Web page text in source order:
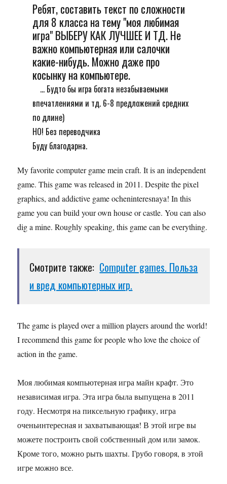
Ребят, составить текст по сложности
для 8 класса на тему "моя любимая
игра" ВЫБЕРУ КАК ЛУЧШЕЕ И ТД. Не
важно компьютерная или салочки
какие-нибудь. Можно даже про
косынку на компьютере.
... Будто бы игра богата незабываемыми
впечатлениями и тд. 6-8 предложений средних
по длине)
НО! Без переводчика
Буду благодарна.
My favorite computer game mein craft. It is an independent
game. This game was released in 2011. Despite the pixel
graphics, and addictive game ocheninteresnaya! In this
game you can build your own house or castle. You can also
dig a mine. Roughly speaking, this game can be everything.
Смотрите также: Computer games. Польза
и вред компьютерных игр.
The game is played over a million players around the world!
I recommend this game for people who love the choice of
action in the game.
Моя любимая компьютерная игра майн крафт. Это
независимая игра. Эта игра была выпущена в 2011
году. Несмотря на пиксельную графику, игра
оченьинтересная и захватывающая! В этой игре вы
можете построить свой собственный дом или замок.
Кроме того, можно рыть шахты. Грубо говоря, в этой
игре можно все.